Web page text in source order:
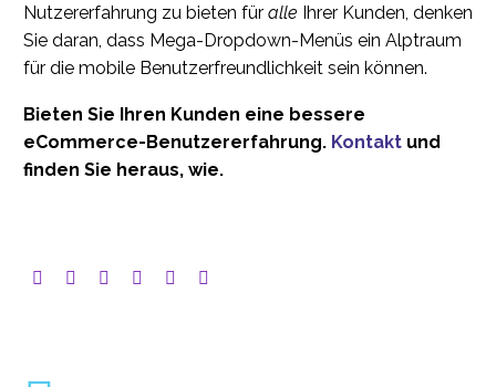
Nutzererfahrung zu bieten für alle Ihrer Kunden, denken
Sie daran, dass Mega-Dropdown-Menüs ein Alptraum
für die mobile Benutzerfreundlichkeit sein können.
Bieten Sie Ihren Kunden eine bessere
eCommerce-Benutzererfahrung. Kontakt und
finden Sie heraus, wie.